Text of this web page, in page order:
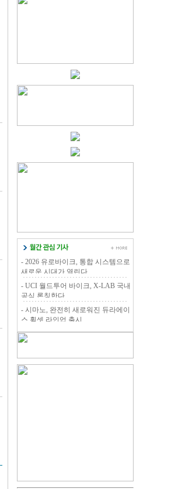
- 2026 유로바이크, 통합 시스템으로
새로운 시대가 열린다.
- UCI 월드투어 바이크, X-LAB 국내
공식 론칭한다.
- 시마노, 완전히 새로워진 듀라에이
스 휠셋 라인업 출시